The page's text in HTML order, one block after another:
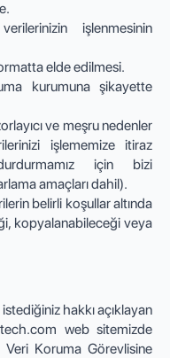
işlenmesinin
elde edilmesi.
kurumuna şikayette
ve meşru nedenler
işlememize itiraz
için bizi
amaçları dahil).
belirli koşullar altında
kopyalanabileceği veya
hakkı açıklayan
web sitemizde
Veri Koruma Görevlisine